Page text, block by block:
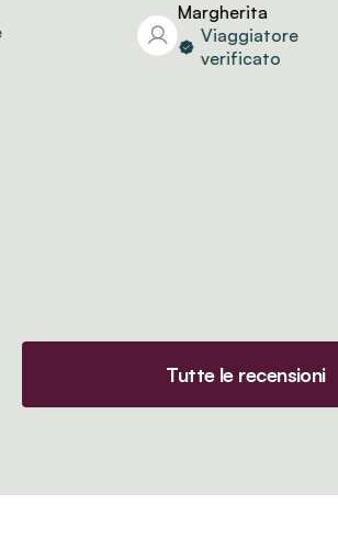
Margherita
Viaggiatore
verificato
Tutte le recensioni